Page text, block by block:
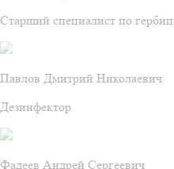
Старший специалист по
Павлов Дмитрий Николаевич
Дезинфектор
Фадеев Андрей Сергеевич